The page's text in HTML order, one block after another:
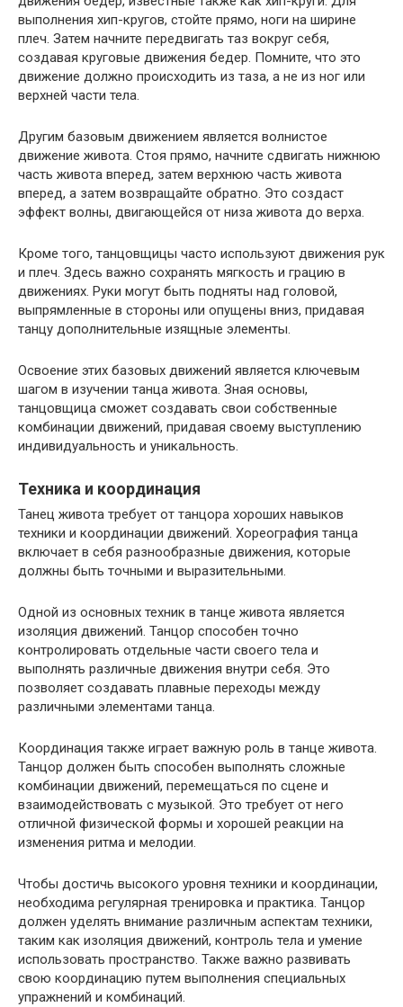
выполнения хип-кругов, стойте прямо, ноги на ширине
плеч. Затем начните передвигать таз вокруг себя,
создавая круговые движения бедер. Помните, что это
движение должно происходить из таза, а не из ног или
верхней части тела.
Другим базовым движением является волнистое
движение живота. Стоя прямо, начните сдвигать нижнюю
часть живота вперед, затем верхнюю часть живота
вперед, а затем возвращайте обратно. Это создаст
эффект волны, двигающейся от низа живота до верха.
Кроме того, танцовщицы часто используют движения рук
и плеч. Здесь важно сохранять мягкость и грацию в
движениях. Руки могут быть подняты над головой,
выпрямленные в стороны или опущены вниз, придавая
танцу дополнительные изящные элементы.
Освоение этих базовых движений является ключевым
шагом в изучении танца живота. Зная основы,
танцовщица сможет создавать свои собственные
комбинации движений, придавая своему выступлению
индивидуальность и уникальность.
Техника и координация
Танец живота требует от танцора хороших навыков
техники и координации движений. Хореография танца
включает в себя разнообразные движения, которые
должны быть точными и выразительными.
Одной из основных техник в танце живота является
изоляция движений. Танцор способен точно
контролировать отдельные части своего тела и
выполнять различные движения внутри себя. Это
позволяет создавать плавные переходы между
различными элементами танца.
Координация также играет важную роль в танце живота.
Танцор должен быть способен выполнять сложные
комбинации движений, перемещаться по сцене и
взаимодействовать с музыкой. Это требует от него
отличной физической формы и хорошей реакции на
изменения ритма и мелодии.
Чтобы достичь высокого уровня техники и координации,
необходима регулярная тренировка и практика. Танцор
должен уделять внимание различным аспектам техники,
таким как изоляция движений, контроль тела и умение
использовать пространство. Также важно развивать
свою координацию путем выполнения специальных
упражнений и комбинаций.